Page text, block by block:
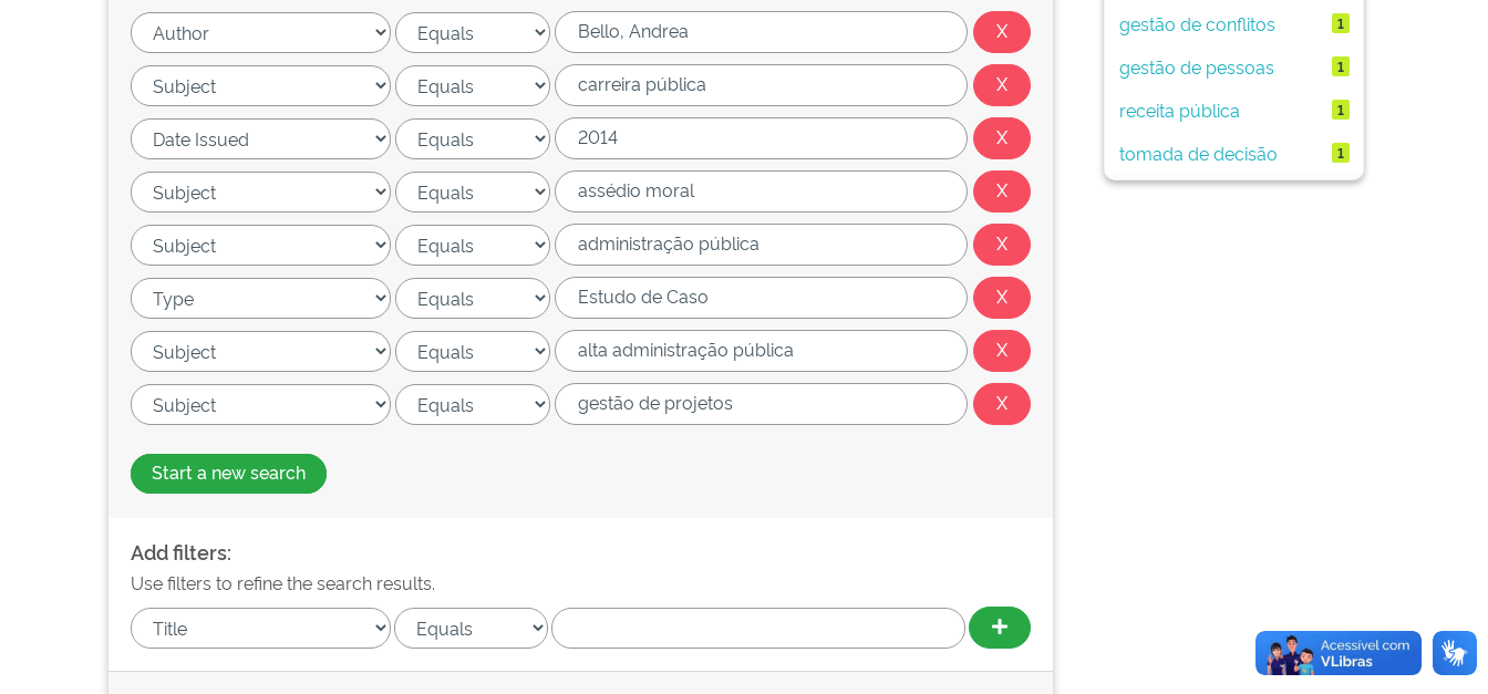
Start a new search
Add filters:
Use filters to refine the search results.
gestão de conflitos 1
gestão de pessoas 1
receita pública 1
tomada de decisão 1